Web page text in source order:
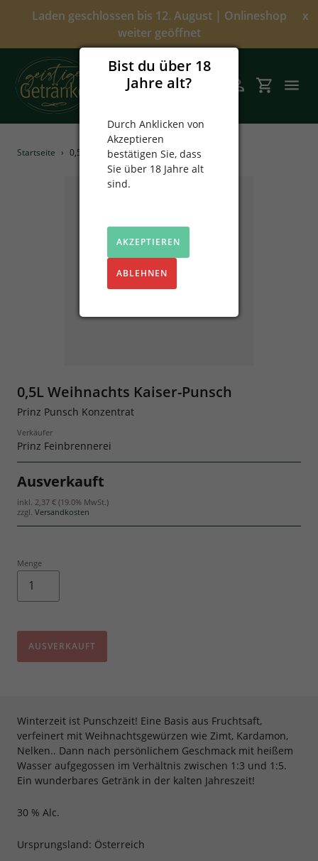
Bist du über 18
Jahre alt?
Durch Anklicken von
Akzeptieren
bestätigen Sie, dass
Sie über 18 Jahre alt
sind.
AKZEPTIEREN
ABLEHNEN
Laden geschlossen bis 12. August | Onlineshop
weiter geöffnet
x
SuchenEinloggen
Angebote
Startseite › 0,5L Weihnachts Kaiser-Punsch
0,5L Weihnachts Kaiser-Punsch
Prinz Punsch Konzentrat
Verkäufer
Prinz Feinbrennerei
Ausverkauft
inkl. 2,37 € (19.0% MwSt.)
zzgl. Versandkosten
Menge
AUSVERKAUFT
Winterzeit ist Punschzeit! Eine Basis aus Fruchtsaft,
verfeinert mit Weihnachtsgewürzen wie Zimt, Kardamon,
Nelken.. Dann nach persönlichem Geschmack mit heißem
Wasser aufgegossen im Verhältnis zwischen 1:3 und 1:5.
Ein wunderbares Getränk in der kalten Jahreszeit!
30 % Alc.
Ursprungsland: Österreich